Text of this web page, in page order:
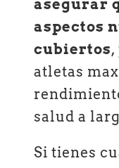
asegurar
aspectos
cubiertos
atletas
salud a
Si tienes